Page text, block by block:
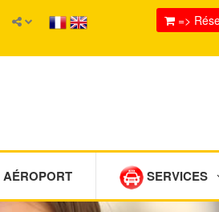
=>
AÉROPORT SERVICES